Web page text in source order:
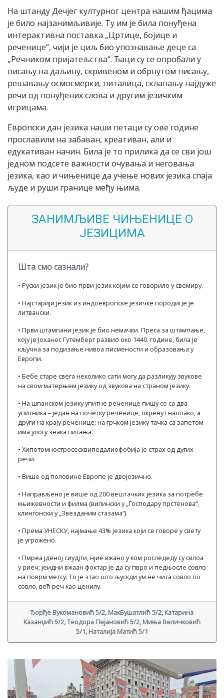
На штанду Дечјег културног центра нашим ђацима
је било најзанимљивије. Ту им је била понуђена
интерактивна поставка „Цртице, бојице и
реченице“, чији је циљ био упознавање деце са
„Речником пријатељства“. Ђаци су се опробали у
писању на даљину, скривеном и обрнутом писању,
решавању осмосмерки, питалица, склапању најдуже
речи од понуђених слова и другим језичким
игрицама.
Европски дан језика наши петаци су ове године
прославили на забаван, креативан, али и
едукативан начин. Била је то прилика да се сви још
једном подсете важности очувања и неговања
језика, као и чињенице да учење нових језика спаја
људе и руши границе међу њима.
ЗАНИМЉИВЕ ЧИЊЕНИЦЕ О
ЈЕЗИЦИМА
Шта смо сазнали?
• Руски језик је био први језик којим се говорило у свемиру.
• Најстарији језик из индоевропске језичке породице је
литвански.
• Први штампани језик је био немачки. Преса за штампање,
коју је Јоханес Гутемберг развио око 1440. године, била је
кључна за подизање нивоа писмености и образовања у
Европи.
• Бебе старе свега неколико сати могу да разликују звукове
на свом матерњем језику од звукова на страном језику.
• На шпанском језику упитне реченице пишу се са два
упитника – један на почетку реченице, окренут наопако, а
други на крају реченице; на грчком језику тачка са запетом
има улогу знака питања.
• Хипотомностросесквипедалиофобија је страх од дугих
речи.
• Више од половине Европе је двојезично.
• Направљено је више од 200 вештачких језика за потребе
књижевности и филма (вилински у „Господару прстенова“,
клингонски у „Звезданим стазама“).
• Према УНЕСКУ, најмање 43% језика који се говоре у свету
је угрожено.
• Пмреа јденој сиудјти, нјие вжано у ком роследеду су свлоа
у риеч; јеидни вжаан фоктар је да су пвро и педњосле совло
на поврм метсу. То је зтао што љускди ум не чита совло по
совло, већ реч као ценилу.
Ђорђе Вукомановић 5/2, МакБушатлић 5/2, Катарина
Казанџић 5/2, Теодора Пејановић 5/2, Миња Величковић
5/1, Наталија Матић 5/1